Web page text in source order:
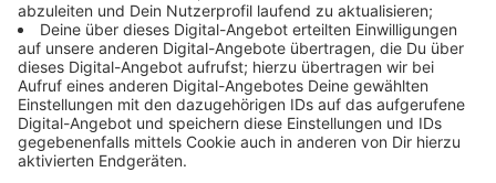
Bingener hebt in diesem Zusammenhang auch die
weltkirchliche Perspektive hervor: „Wenn ein Täter
weltkirchliche Kontakte hatte und Reisen
unternommen hat, muss davon ausgegangen werden,
dass es auch in den bereisten Ländern Betroffene
geben kann. Ein wichtiger Schritt ist deshalb, die dort
kirchlich Verantwortlichen über den jeweiligen